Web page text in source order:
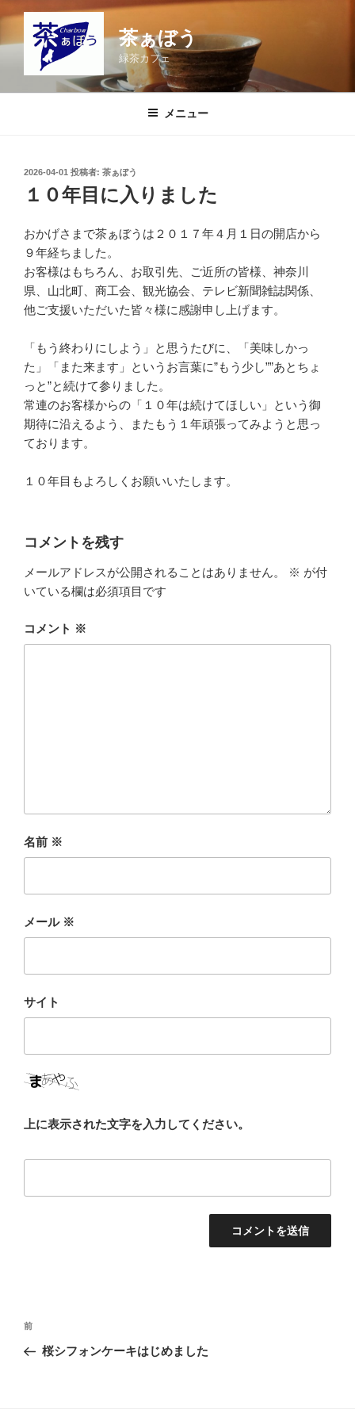
テ
茶ぁぼう
緑茶カフェ
メニュー
投
日:
2026-04-01 投稿者: 茶ぁぼう
１０年目に入りました
おかげさまで茶ぁぼうは２０１７年４月１日の開店から
９年経ちました。
お客様はもちろん、お取引先、ご近所の皆様、神奈川
県、山北町、商工会、観光協会、テレビ新聞雑誌関係、
他ご支援いただいた皆々様に感謝申し上げます。
「もう終わりにしよう」と思うたびに、「美味しかっ
た」「また来ます」というお言葉に”もう少し””あとちょ
っと”と続けて参りました。
常連のお客様からの「１０年は続けてほしい」という御
期待に沿えるよう、またもう１年頑張ってみようと思っ
ております。
１０年目もよろしくお願いいたします。
コメントを残す
メールアドレスが公開されることはありません。 ※ が付
いている欄は必須項目です
コメント ※
名前 ※
メール ※
サイト
上に表示された文字を入力してください。
投
ナ
前
の
前
桜シフォンケーキはじめました